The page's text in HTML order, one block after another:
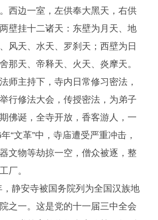
西边一室，左供奉大黑天，右供
壁挂十二诸天：东壁为月天、地
风天、水天、罗刹天；西壁为日
那天、帝释天、火天、炎摩天。
师主持下，寺内日常修习密法，
行修法大会，传授密法，为弟子
佛诞，全寺开放，香客游人，一
“文革”中，寺庙遭受严重冲击，
文物等劫掠一空，僧众被逐，整
厂。
安寺被国务院列为全国汉族地
之一。这是党的十一届三中全会